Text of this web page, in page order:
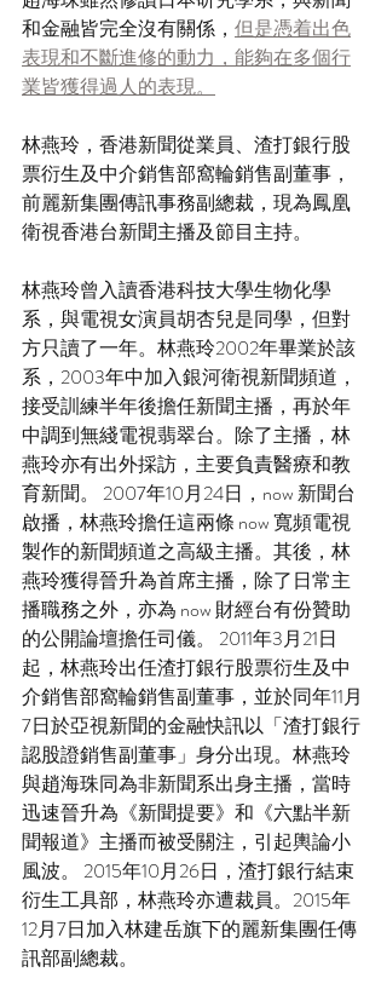
和金融皆完全沒有關係， 但是憑着出色
表現和不斷進修的動力，能夠在多個行
業皆獲得過人的表現。
林燕玲，香港新聞從業員、渣打銀行股
票衍生及中介銷售部窩輪銷售副董事，
前麗新集團傳訊事務副總裁，現為鳳凰
衛視香港台新聞主播及節目主持。
林燕玲曾入讀香港科技大學生物化學
系，與電視女演員胡杏兒是同學，但對
方只讀了一年。林燕玲2002年畢業於該
系，2003年中加入銀河衛視新聞頻道，
接受訓練半年後擔任新聞主播，再於年
中調到無綫電視翡翠台。除了主播，林
燕玲亦有出外採訪，主要負責醫療和教
育新聞。 2007年10月24日，now 新聞台
啟播，林燕玲擔任這兩條 now 寬頻電視
製作的新聞頻道之高級主播。其後，林
燕玲獲得晉升為首席主播，除了日常主
播職務之外，亦為 now 財經台有份贊助
的公開論壇擔任司儀。 2011年3月21日
起，林燕玲出任渣打銀行股票衍生及中
介銷售部窩輪銷售副董事，並於同年11月
7日於亞視新聞的金融快訊以「渣打銀行
認股證銷售副董事」身分出現。林燕玲
與趙海珠同為非新聞系出身主播，當時
迅速晉升為《新聞提要》和《六點半新
聞報道》主播而被受關注，引起輿論小
風波。 2015年10月26日，渣打銀行結束
衍生工具部，林燕玲亦遭裁員。2015年
12月7日加入林建岳旗下的麗新集團任傳
訊部副總裁。